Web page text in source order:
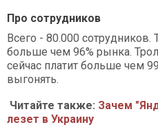
Про сотрудников
Всего - 80.000 сотрудников.
больше чем 96% рынка.
сейчас платит больше чем
выгонять.
Читайте также: Зачем
лезет в Украину